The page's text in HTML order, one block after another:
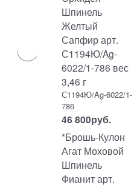
Шпинель
Желтый
Сапфир арт.
С1194Ю/Ag-
6022/1-786 вес
3,46 г
С1194Ю/Ag-6022/1-
786
46 800руб.
*Брошь-Кулон
Агат Моховой
Шпинель
Фианит арт.